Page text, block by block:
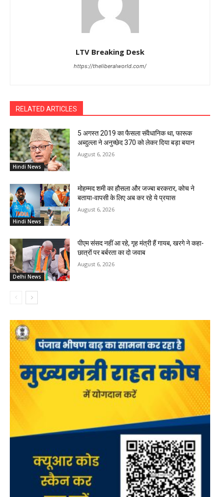
LTV Breaking Desk
https://theliberalworld.com/
RELATED ARTICLES
Hindi News
5 अगस्त 2019 का फैसला संवैधानिक था, फारूक
अब्दुल्ला ने अनुच्छेद 370 को लेकर दिया बड़ा बयान
August 6, 2026
Hindi News
मोहम्मद शमी का हौसला और जज्बा बरकरार, कोच ने
बताया-वापसी के लिए अब कर रहे ये प्रयास
August 6, 2026
Delhi News
पीएम संसद नहीं आ रहे, गृह मंत्री हैं गायब, खरगे ने कहा-
छात्रों पर बर्बरता का दो जवाब
August 6, 2026